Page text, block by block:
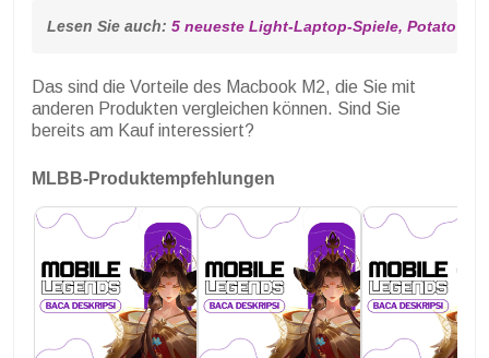
Lesen Sie auch: 5 neueste Light-Laptop-Spiele, Potato
Das sind die Vorteile des Macbook M2, die Sie mit
anderen Produkten vergleichen können. Sind Sie
bereits am Kauf interessiert?
MLBB-Produktempfehlungen